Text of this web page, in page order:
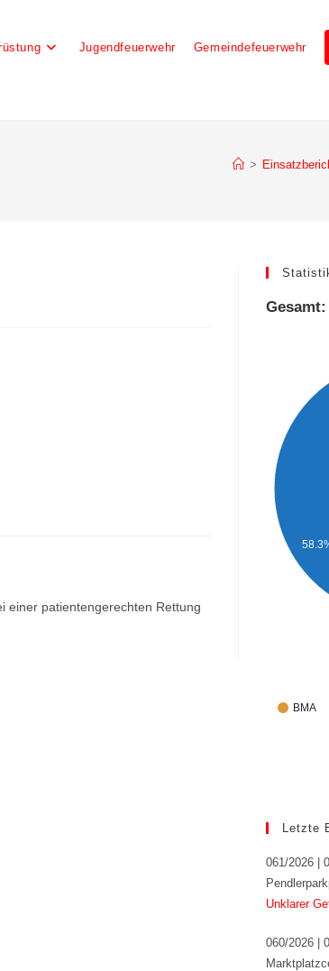
Jugendfeuerwehr Gemeindefeuerwehr
>
einer patientengerechten Rettung
Gesamt:
BMA
Letzte
061/2026 |
Unklarer
060/2026 |